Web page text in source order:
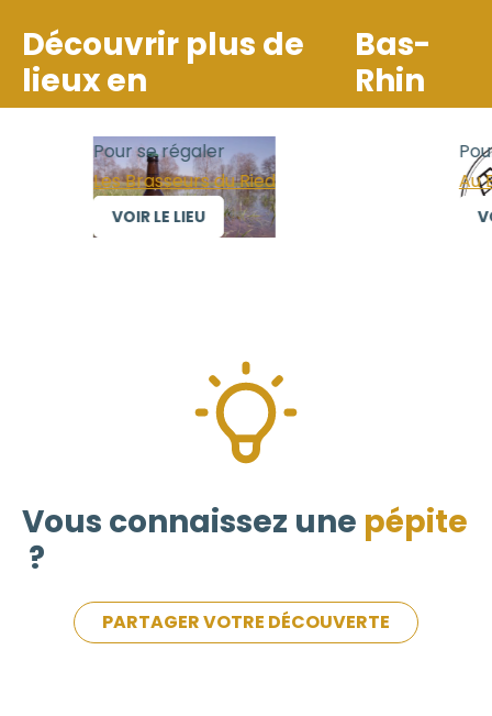
Découvrir plus de
lieux en
Bas-
Rhin
Pour se régaler
Les Brasseurs du Ried
VOIR LE LIEU
Pour
Au
Vous connaissez une pépite
?
PARTAGER VOTRE DÉCOUVERTE